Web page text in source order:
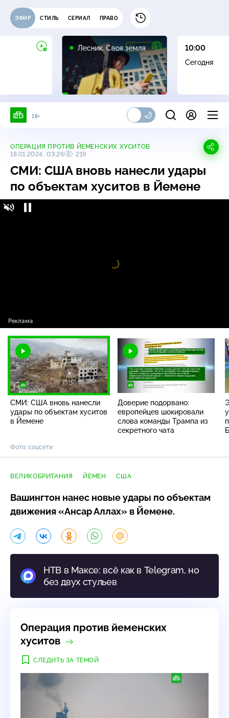
ЭФИР СТИЛЬ СЕРИАЛ ПРАВО
Лесник. Своя земля
16+
10:00
Сегодня
18+
ОПЕРАЦИЯ ПРОТИВ ЙЕМЕНСКИХ ХУСИТОВ
18.01.2024, 03:26
219
СМИ: США вновь нанесли удары
по объектам хуситов в Йемене
Видео
проигрыватель
СМИ: США вновь нанесли
удары по объектам хуситов
в Йемене
Доверие подорвано:
европейцев шокировали
слова команды Трампа из
секретного чата
Фото: соцсети
ВЕЛИКОБРИТАНИЯ ЙЕМЕН США
Вашингтон нанес новые удары по объектам
движения «Ансар Аллах» в Йемене.
НТВ в Максе: всё как в Telegram, но
без двух стульев
Операция против йеменских
хуситов
СЛЕДИТЬ ЗА ТЕМОЙ